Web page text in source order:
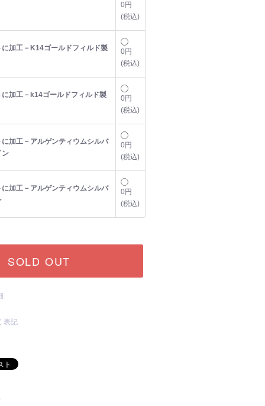
0円
(税込)
加工－K14ゴールドフィルド製
0円
(税込)
加工－k14ゴールドフィルド製
0円
(税込)
加工－アルゲンティウムシルバ
ン
0円
(税込)
加工－アルゲンティウムシルバ
0円
(税込)
SOLD OUT
表記